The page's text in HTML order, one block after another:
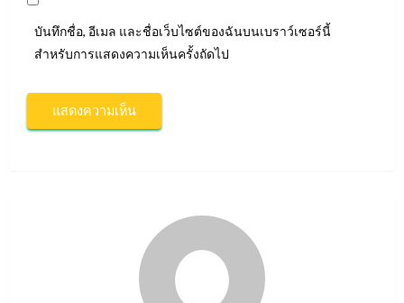
บันทึกชื่อ, อีเมล และชื่อเว็บไซต์ของฉันบนเบราว์เซอร์นี้
สำหรับการแสดงความเห็นครั้งถัดไป